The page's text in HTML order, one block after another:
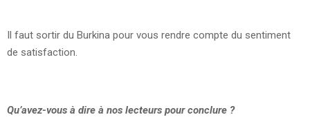
Il faut sortir du Burkina pour vous rendre compte du sentiment
de satisfaction.
Qu’avez-vous à dire à nos lecteurs pour conclure ?